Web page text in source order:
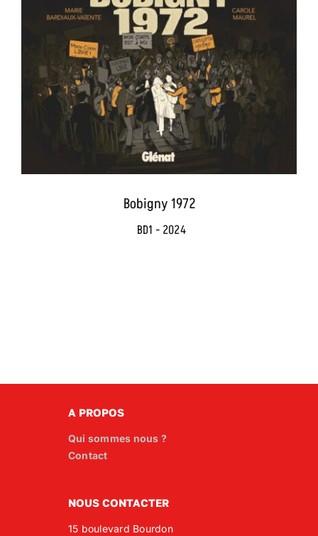
Bobigny 1972
BD1 - 2024
A PROPOS
Qui sommes nous ?
Contact
NOUS CONTACTER
15 boulevard Bourdon